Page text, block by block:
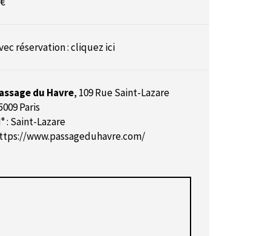
réservation :cliquez ici
du Havre, 109 Rue Saint-Lazare
Paris
: Saint-Lazare
www.passageduhavre.com/